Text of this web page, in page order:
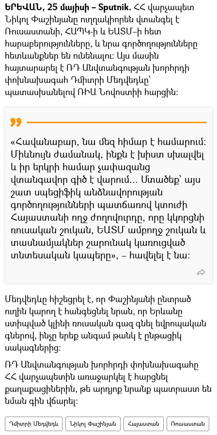
ԵՐԵՎԱՆ, 25 մայիսի – Sputnik. ՀՀ վարչապետ
Նիկոլ Փաշինյանը ուղղակիորեն վտանգել է
Ռուսաստանի, ՀԱՊԿ-ի և ԵԱՏՄ–ի հետ
հարաբերությունները, և նրա գործողությունները
հետևանքներ են ունենալու։ Այս մասին
հայտարարել է ՌԴ Անվտանգության խորհրդի
փոխնախագահ Դմիտրի Մեդվեդևը՝
պատասխանելով ՌԻԱ Նովոստիի հարցին։
«Հավանաբար, նա մեզ հիմար է համարում։
Միևնույն ժամանակ, ինքն է խիստ սխալվել
և իր երկրի համար չափազանց
վտանգավոր գիծ է վարում... Մտածեք` այս
շատ սպեցիֆիկ անձնավորության
գործողությունների պատճառով կտուժի
Հայաստանի ողջ ժողովուրդը, որը կկորցնի
ռուսական շուկան, ԵԱՏՄ ամբողջ շուկան և
տասնամյակներ շարունակ կառուցված
տնտեսական կապերը», – հավելել է նա։
Մեդվեդևը հիշեցրել է, որ Փաշինյանի ընտրած
ուղին կարող է հանգեցնել նրան, որ Երևանը
ստիպված կլինի ռուսական գազ գնել եվրոպական
գներով, ինչը երեք անգամ թանկ է ընթացիկ
սակագներից։
ՌԴ Անվտանգության խորհրդի փոխնախագահը
ՀՀ վարչապետին առաջարկել է հարցնել
քաղաքացիներին, թե արդյոք նրանք պատրաստ են
նման գին վճարել։
Դմիտրի Մեդվեդև Նիկոլ Փաշինյան Հայաստան Ռուսաստան